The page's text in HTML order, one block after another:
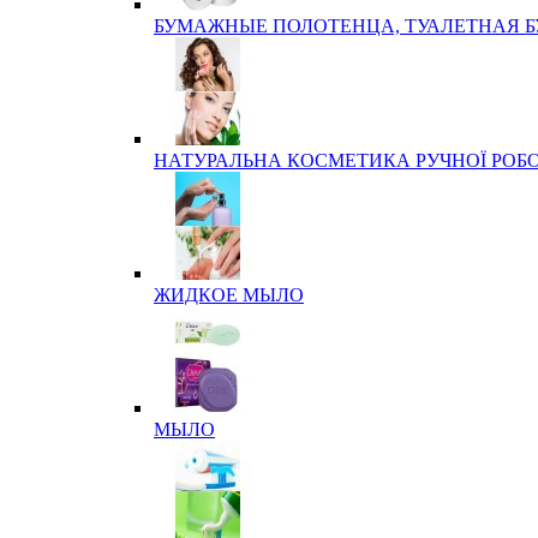
БУМАЖНЫЕ ПОЛОТЕНЦА, ТУАЛЕТНАЯ
НАТУРАЛЬНА КОСМЕТИКА РУЧНОЇ
ЖИДКОЕ МЫЛО
МЫЛО